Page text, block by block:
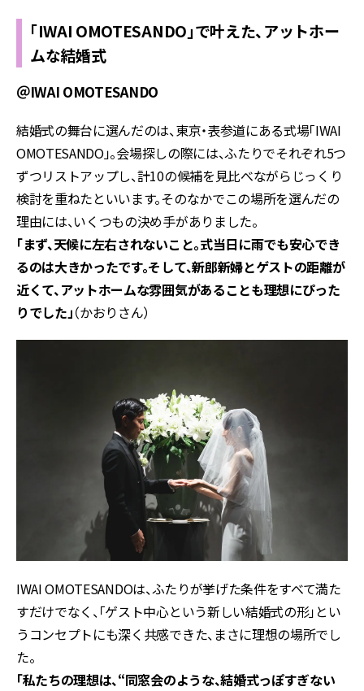
「IWAI OMOTESANDO」で叶えた、アットホー
ムな結婚式
＠IWAI OMOTESANDO
結婚式の舞台に選んだのは、東京・表参道にある式場「IWAI
OMOTESANDO」。会場探しの際には、ふたりでそれぞれ5つ
ずつリストアップし、計10の候補を見比べながらじっくり
検討を重ねたといいます。そのなかでこの場所を選んだの
理由には、いくつもの決め手がありました。
「まず、天候に左右されないこと。式当日に雨でも安心でき
るのは大きかったです。そして、新郎新婦とゲストの距離が
近くて、アットホームな雰囲気があることも理想にぴった
りでした」（かおりさん）
IWAI OMOTESANDOは、ふたりが挙げた条件をすべて満た
すだけでなく、「ゲスト中心という新しい結婚式の形」とい
うコンセプトにも深く共感できた、まさに理想の場所でし
た。
「私たちの理想は、“同窓会のような、結婚式っぽすぎない